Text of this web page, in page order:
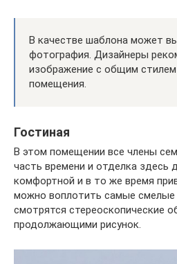
В качестве шаблона может
фотография. Дизайнеры
изображение с общим стилем
помещения.
Гостиная
В этом помещении все члены
часть времени и отделка здесь
комфортной и в то же время
можно воплотить самые
смотрятся стереоскопические
продолжающими рисунок.